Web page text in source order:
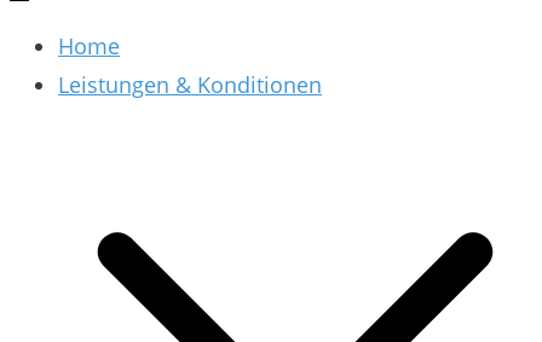
Home
Leistungen & Konditionen